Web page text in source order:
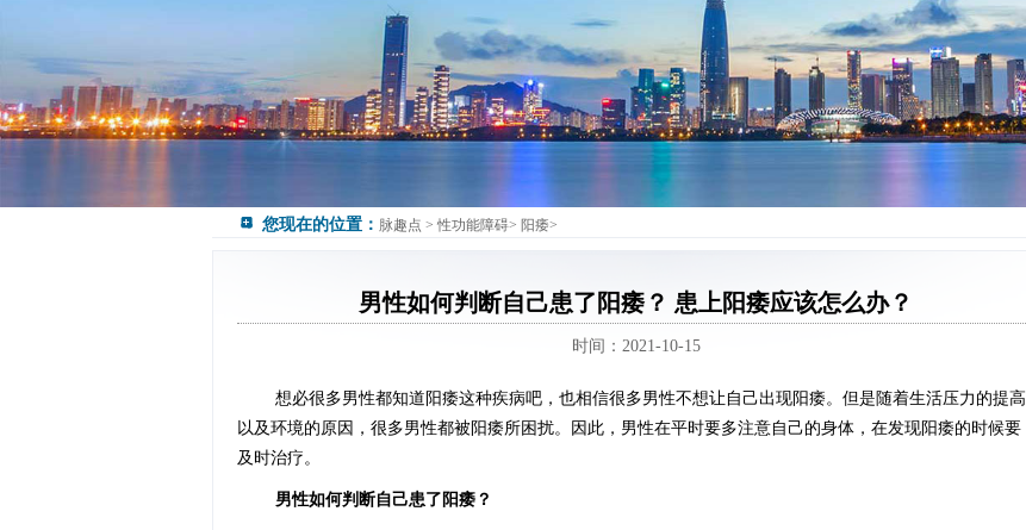
您现在的位置： 脉趣点 > 性功能障碍> 阳痿>
男性如何判断自己患了阳痿？ 患上阳痿应该怎么办？
时间：2021-10-15
想必很多男性都知道阳痿这种疾病吧，也相信很多男性不想让自己出现阳痿。但是随着生活压力的提高
以及环境的原因，很多男性都被阳痿所困扰。因此，男性在平时要多注意自己的身体，在发现阳痿的时候要
及时治疗。
男性如何判断自己患了阳痿？